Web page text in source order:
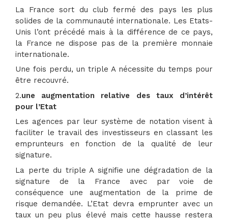
La France sort du club fermé des pays les plus
solides de la communauté internationale. Les Etats-
Unis l’ont précédé mais à la différence de ce pays,
la France ne dispose pas de la première monnaie
internationale.
Une fois perdu, un triple A nécessite du temps pour
être recouvré.
2.une augmentation relative des taux d’intérêt
pour l’Etat
Les agences par leur système de notation visent à
faciliter le travail des investisseurs en classant les
emprunteurs en fonction de la qualité de leur
signature.
La perte du triple A signifie une dégradation de la
signature de la France avec par voie de
conséquence une augmentation de la prime de
risque demandée. L’Etat devra emprunter avec un
taux un peu plus élevé mais cette hausse restera